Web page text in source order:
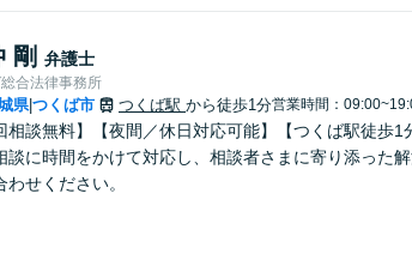
剛 弁護士
合法律事務所
県|つくば市 つくば駅 から徒歩1分営業時間：
相談無料】【夜間／休日対応可能】【つくば駅徒
談に時間をかけて対応し、相談者さまに寄り添った
わせください。